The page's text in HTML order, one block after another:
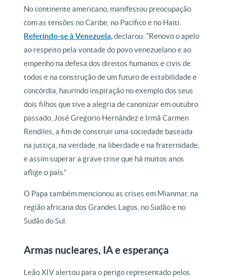
No continente americano, manifestou preocupação
com as tensões no Caribe, no Pacífico e no Haiti.
Referindo-se à Venezuela,declarou: “Renovo o apelo
ao respeito pela vontade do povo venezuelano e ao
empenho na defesa dos direitos humanos e civis de
todos e na construção de um futuro de estabilidade e
concórdia, haurindo inspiração no exemplo dos seus
dois filhos que tive a alegria de canonizar em outubro
passado, José Gregorio Hernández e Irmã Carmen
Rendiles, a fim de construir uma sociedade baseada
na justiça, na verdade, na liberdade e na fraternidade,
e assim superar a grave crise que há muitos anos
aflige o país.”
O Papa também mencionou as crises em Mianmar, na
região africana dos Grandes Lagos, no Sudão e no
Sudão do Sul.
Armas nucleares, IA e esperança
Leão XIV alertou para o perigo representado pelos